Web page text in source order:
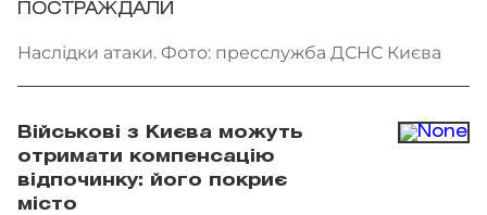
ПОСТРАЖДАЛИ
Наслідки атаки. Фото: пресслужба ДСНС Києва
Військові з Києва можуть
отримати компенсацію
відпочинку: його покриє
місто